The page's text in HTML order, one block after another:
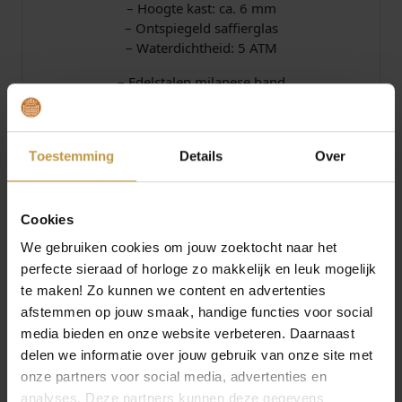
Toestemming Details Over
Cookies
We gebruiken cookies om jouw zoektocht naar het
perfecte sieraad of horloge zo makkelijk en leuk mogelijk
te maken! Zo kunnen we content en advertenties
afstemmen op jouw smaak, handige functies voor social
media bieden en onze website verbeteren. Daarnaast
delen we informatie over jouw gebruik van onze site met
onze partners voor social media, advertenties en
analyses. Deze partners kunnen deze gegevens
– Hoogte kast: ca. 6 mm
– Ontspiegeld saffierglas
– Waterdichtheid: 5 ATM
– Edelstalen milanese band
Officiele fabrieksgarantie 2 jaar
Officieel Sternglas dealer de Grijff Juweliers
Zutphen.
Sternglas Horloges bij JuweliersWebshop.nl –
GRATIS verzekerde verzending in Nederland.
Specificaties